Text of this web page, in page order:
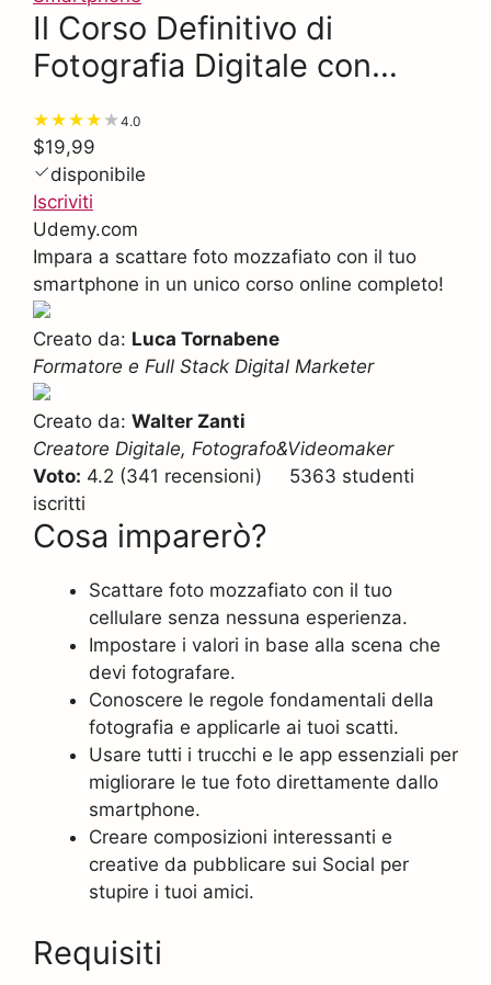
Il Corso Definitivo di
Fotografia Digitale con
Smartphone
4.0
$19,99
disponibile
Iscriviti
Udemy.com
Impara a scattare foto mozzafiato con il tuo
smartphone in un unico corso online completo!
Creato da: Luca Tornabene
Formatore e Full Stack Digital Marketer
Creato da: Walter Zanti
Creatore Digitale, Fotografo&Videomaker
Voto: 4.2 (341 recensioni) 5363 studenti
iscritti
Cosa imparerò?
Scattare foto mozzafiato con il tuo
cellulare senza nessuna esperienza.
Impostare i valori in base alla scena che
devi fotografare.
Conoscere le regole fondamentali della
fotografia e applicarle ai tuoi scatti.
Usare tutti i trucchi e le app essenziali per
migliorare le tue foto direttamente dallo
smartphone.
Creare composizioni interessanti e
creative da pubblicare sui Social per
stupire i tuoi amici.
Requisiti